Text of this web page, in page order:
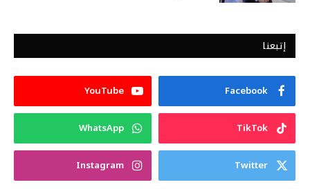
إتبعنا
Facebook
YouTube
TikTok
WhatsApp
Twitter
Instagram